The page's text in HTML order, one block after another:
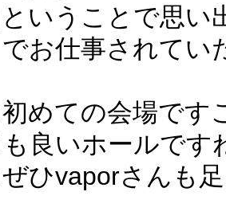
いうことで思い
お仕事されてい
めての会場です
良いホールです
ひvaporさんも